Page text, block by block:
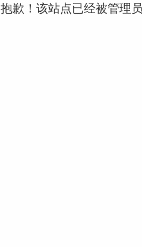
抱歉！该站点已经被管理